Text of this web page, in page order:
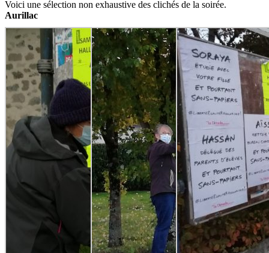
Voici une sélection non exhaustive des clichés de la soirée.
Aurillac